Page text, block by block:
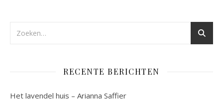
RECENTE BERICHTEN
Het lavendel huis – Arianna Saffier